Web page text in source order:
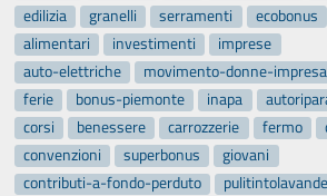
edilizia
granelli serramenti
ecobonus
alimentari
investimenti
imprese
auto-elettriche
movimento-donne-impresa
ferie
bonus-piemonte inapa
corsi
benessere carrozzerie fermo
convenzioni
superbonus
giovani
contributi-a-fondo-perduto